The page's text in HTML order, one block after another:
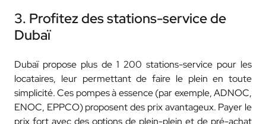
3. Profitez des stations-service de
Dubaï
Dubaï propose plus de 1 200 stations-service pour les
locataires, leur permettant de faire le plein en toute
simplicité. Ces pompes à essence (par exemple, ADNOC,
ENOC, EPPCO) proposent des prix avantageux. Payer le
prix fort avec des options de plein-plein et de pré-achat